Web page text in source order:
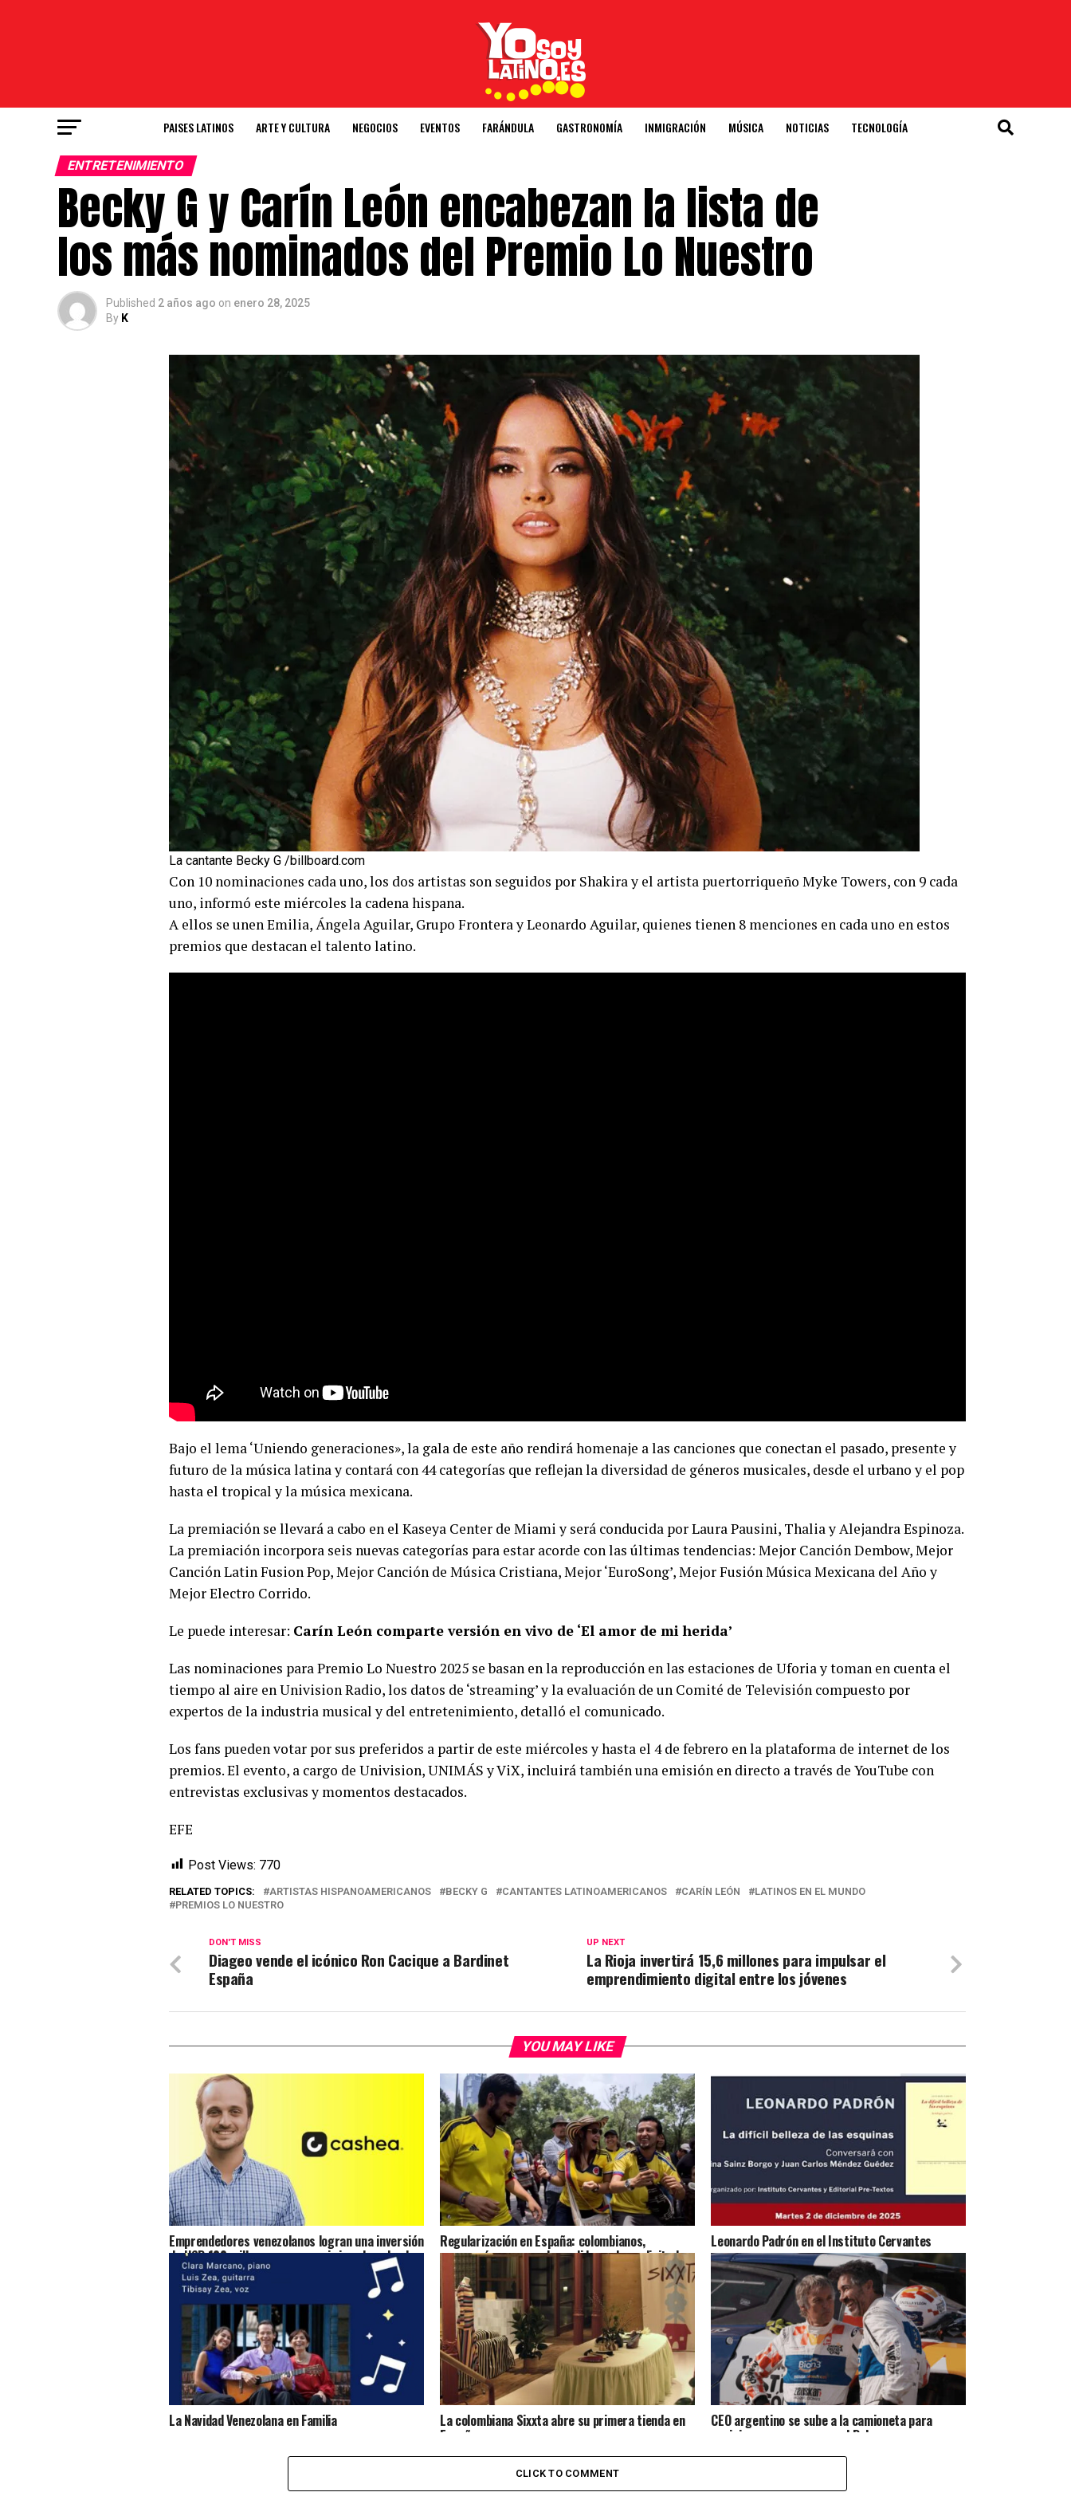
PAISES LATINOS ARTE Y CULTURA NEGOCIOS EVENTOS FARÁNDULA GASTRONOMÍA INMIGRACIÓN MÚSICA NOTICIAS TECNOLOGÍA
ENTRETENIMIENTO
Becky G y Carín León encabezan la lista de
los más nominados del Premio Lo Nuestro
Published 2 años ago on enero 28, 2025
By K
La cantante Becky G /billboard.com
Con 10 nominaciones cada uno, los dos artistas son seguidos por Shakira y el artista puertorriqueño Myke Towers, con 9 cada
uno, informó este miércoles la cadena hispana.
A ellos se unen Emilia, Ángela Aguilar, Grupo Frontera y Leonardo Aguilar, quienes tienen 8 menciones en cada uno en estos
premios que destacan el talento latino.
Bajo el lema ‘Uniendo generaciones», la gala de este año rendirá homenaje a las canciones que conectan el pasado, presente y
futuro de la música latina y contará con 44 categorías que reflejan la diversidad de géneros musicales, desde el urbano y el pop
hasta el tropical y la música mexicana.
La premiación se llevará a cabo en el Kaseya Center de Miami y será conducida por Laura Pausini, Thalia y Alejandra Espinoza.
La premiación incorpora seis nuevas categorías para estar acorde con las últimas tendencias: Mejor Canción Dembow, Mejor
Canción Latin Fusion Pop, Mejor Canción de Música Cristiana, Mejor ‘EuroSong’, Mejor Fusión Música Mexicana del Año y
Mejor Electro Corrido.
Le puede interesar: Carín León comparte versión en vivo de ‘El amor de mi herida’
Las nominaciones para Premio Lo Nuestro 2025 se basan en la reproducción en las estaciones de Uforia y toman en cuenta el
tiempo al aire en Univision Radio, los datos de ‘streaming’ y la evaluación de un Comité de Televisión compuesto por
expertos de la industria musical y del entretenimiento, detalló el comunicado.
Los fans pueden votar por sus preferidos a partir de este miércoles y hasta el 4 de febrero en la plataforma de internet de los
premios. El evento, a cargo de Univision, UNIMÁS y ViX, incluirá también una emisión en directo a través de YouTube con
entrevistas exclusivas y momentos destacados.
EFE
Post Views: 770
RELATED TOPICS: ARTISTAS HISPANOAMERICANOS BECKY G CANTANTES LATINOAMERICANOS CARÍN LEÓN
LATINOS EN EL MUNDO
PREMIOS LO NUESTRO
UP NEXT
La Rioja invertirá 15,6 millones para impulsar el
emprendimiento digital entre los jóvenes
DON'T MISS
Diageo vende el icónico Ron Cacique a Bardinet
España
YOU MAY LIKE
Emprendedores venezolanos logran una inversión
de USD 100 millones para seguir impulsando el
acceso al crédito en Venezuela
Regularización en España: colombianos,
marroquíes y venezolanos lideran las solicitudes
presentadas
Leonardo Padrón en el Instituto Cervantes
La Navidad Venezolana en Familia La colombiana Sixxta abre su primera tienda en
España
CEO argentino se sube a la camioneta para
posicionar una marca en el Dakar
CLICK TO COMMENT